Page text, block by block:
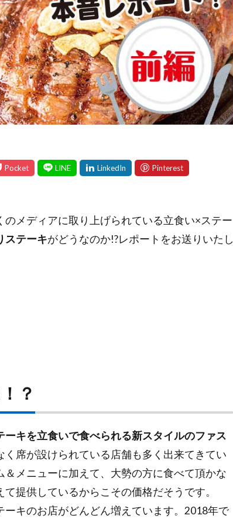
メディアに取り上げられている立食い×ステー
ステーキがどうなのか!?レポートをお送りいたし
？
キを立食いで食べられる新スタイルのファス
く席が設けられている店舗も多く出来てきてい
メニューに加えて、大勢の方に食べて頂かな
提供しているからこその価格だそうです。
キのお店がどんどん増えています。2018年で